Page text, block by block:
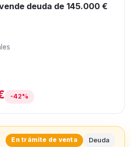
deuda de 145.000 €
-42%
En trámite de venta Deuda